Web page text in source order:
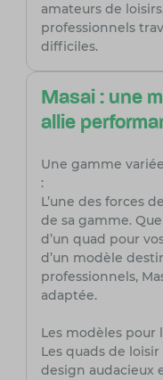
amateurs de
professionnels
difficiles.
Masai : une
allie
Une gamme
:
L’une des forces
de sa gamme.
d’un quad pour
d’un modèle
professionnels,
adaptée.
Les modèles pour
Les quads de
design audacieux